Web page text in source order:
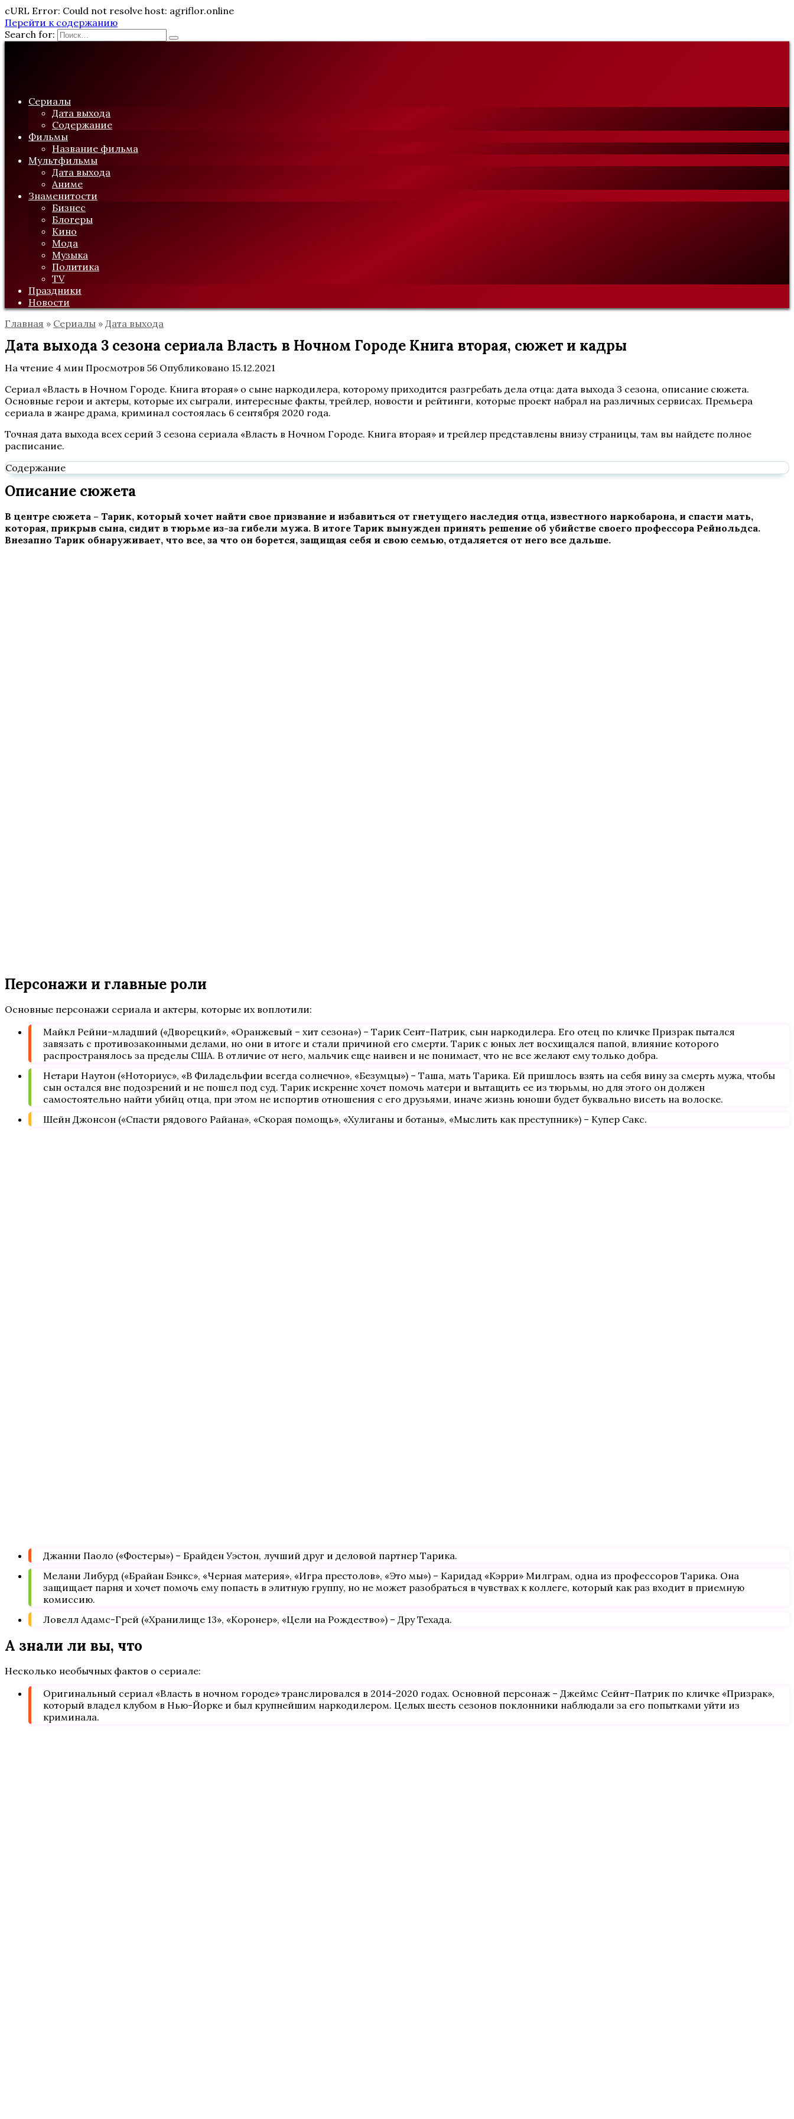
cURL Error: Could not resolve host: agriflor.online
Перейти к содержанию
Search for:
Сериалы
Дата выхода
Содержание
Фильмы
Название фильма
Мультфильмы
Дата выхода
Аниме
Знаменитости
Бизнес
Блогеры
Кино
Мода
Музыка
Политика
TV
Праздники
Новости
Главная » Сериалы » Дата выхода
Дата выхода 3 сезона сериала Власть в Ночном Городе Книга вторая, сюжет и кадры
На чтение 4 мин Просмотров 56 Опубликовано 15.12.2021
Сериал «Власть в Ночном Городе. Книга вторая» о сыне наркодилера, которому приходится разгребать дела отца: дата выхода 3 сезона, описание сюжета.
Основные герои и актеры, которые их сыграли, интересные факты, трейлер, новости и рейтинги, которые проект набрал на различных сервисах. Премьера
сериала в жанре драма, криминал состоялась 6 сентября 2020 года.
Точная дата выхода всех серий 3 сезона сериала «Власть в Ночном Городе. Книга вторая» и трейлер представлены внизу страницы, там вы найдете полное
расписание.
Содержание
Описание сюжета
В центре сюжета – Тарик, который хочет найти свое призвание и избавиться от гнетущего наследия отца, известного наркобарона, и спасти мать,
которая, прикрыв сына, сидит в тюрьме из-за гибели мужа. В итоге Тарик вынужден принять решение об убийстве своего профессора Рейнольдса.
Внезапно Тарик обнаруживает, что все, за что он борется, защищая себя и свою семью, отдаляется от него все дальше.
Персонажи и главные роли
Основные персонажи сериала и актеры, которые их воплотили:
Майкл Рейни-младший («Дворецкий», «Оранжевый – хит сезона») – Тарик Сент-Патрик, сын наркодилера. Его отец по кличке Призрак пытался
завязать с противозаконными делами, но они в итоге и стали причиной его смерти. Тарик с юных лет восхищался папой, влияние которого
распространялось за пределы США. В отличие от него, мальчик еще наивен и не понимает, что не все желают ему только добра.
Нетари Наутон («Ноториус», «В Филадельфии всегда солнечно», «Безумцы») – Таша, мать Тарика. Ей пришлось взять на себя вину за смерть мужа, чтобы
сын остался вне подозрений и не пошел под суд. Тарик искренне хочет помочь матери и вытащить ее из тюрьмы, но для этого он должен
самостоятельно найти убийц отца, при этом не испортив отношения с его друзьями, иначе жизнь юноши будет буквально висеть на волоске.
Шейн Джонсон («Спасти рядового Райана», «Скорая помощь», «Хулиганы и ботаны», «Мыслить как преступник») – Купер Сакс.
Джанни Паоло («Фостеры») – Брайден Уэстон, лучший друг и деловой партнер Тарика.
Мелани Либурд («Брайан Бэнкс», «Черная материя», «Игра престолов», «Это мы») – Каридад «Кэрри» Милграм, одна из профессоров Тарика. Она
защищает парня и хочет помочь ему попасть в элитную группу, но не может разобраться в чувствах к коллеге, который как раз входит в приемную
комиссию.
Ловелл Адамс-Грей («Хранилище 13», «Коронер», «Цели на Рождество») – Дру Техада.
А знали ли вы, что
Несколько необычных фактов о сериале:
Оригинальный сериал «Власть в ночном городе» транслировался в 2014-2020 годах. Основной персонаж – Джеймс Сейнт-Патрик по кличке «Призрак»,
который владел клубом в Нью-Йорке и был крупнейшим наркодилером. Целых шесть сезонов поклонники наблюдали за его попытками уйти из
криминала.